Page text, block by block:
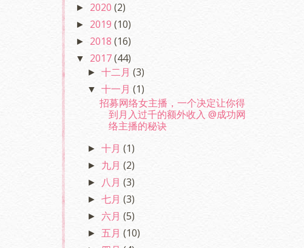
► 2020 (2)
► 2019 (10)
► 2018 (16)
▼ 2017(44)
►十二月(3)
▼十一月(1)
招募网络女主播，一个决定让你得
到月入过千的额外收入 @成功网
络主播的秘诀
►十月(1)
► 九月(2)
► 八月(3)
►七月(3)
► 六月(5)
► 五月(10)